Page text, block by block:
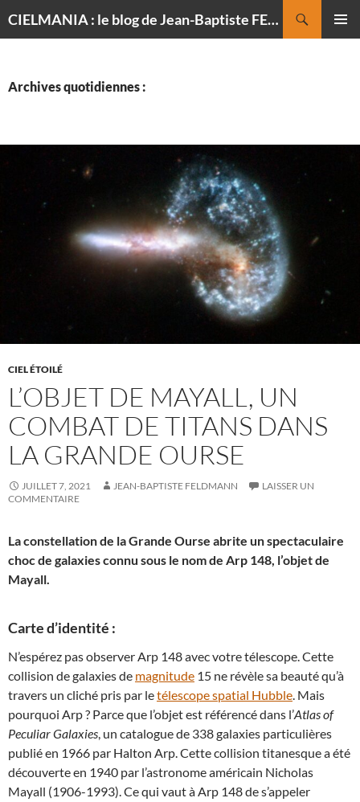
CIELMANIA : le blog de Jean-Baptiste FELDMANN, photographe du ciel
Archives quotidiennes :
CIEL ÉTOILÉ
L’OBJET DE MAYALL, UN
COMBAT DE TITANS DANS
LA GRANDE OURSE
JUILLET 7, 2021 JEAN-BAPTISTE FELDMANN
LAISSER UN
COMMENTAIRE
La constellation de la Grande Ourse abrite un spectaculaire
choc de galaxies connu sous le nom de Arp 148, l’objet de
Mayall.
Carte d’identité :
N’espérez pas observer Arp 148 avec votre télescope. Cette
collision de galaxies de magnitude 15 ne révèle sa beauté qu’à
travers un cliché pris par letélescope spatial Hubble. Mais
pourquoi Arp ? Parce que l’objet est référencé dans l’Atlas of
Peculiar Galaxies, un catalogue de 338 galaxies particulières
publié en 1966 par Halton Arp. Cette collision titanesque a été
découverte en 1940 par l’astronome américain Nicholas
Mayall (1906-1993). Ce qui vaut à Arp 148 de s’appeler